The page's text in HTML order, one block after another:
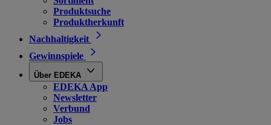
Produktsuche
Produktherkunft
Nachhaltigkeit
Gewinnspiele
Über EDEKA
EDEKA App
Newsletter
Verbund
Jobs